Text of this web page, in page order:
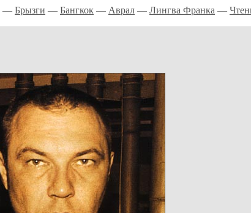
— Брызги — Бангкок — Аврал — Лингва Франка —